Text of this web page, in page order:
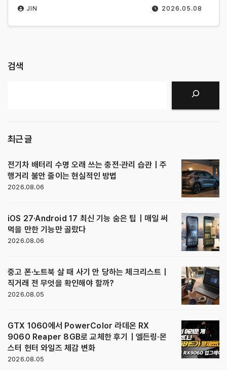
2026.05.08
JIN
검색
최근 글
전기차 배터리 수명 오래 쓰는 충전·관리 습관｜주
행거리 불안 줄이는 현실적인 방법
2026.08.06
iOS 27·Android 17 최신 기능 숨은 팁｜매일 써
먹을 만한 기능만 골랐다
2026.08.06
중고 폰·노트북 살 때 사기 안 당하는 체크리스트｜
직거래 전 무엇을 확인해야 할까?
2026.08.05
GTX 1060에서 PowerColor 라데온 RX
9060 Reaper 8GB로 교체한 후기｜엘든링·몬
스터 헌터 와일즈 체감 변화
2026.08.05